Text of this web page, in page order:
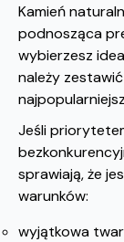
Kamień
podnosząca
wybierzesz
należy
Jeśli
sprawiają, że
warunków:
wyjątkowa